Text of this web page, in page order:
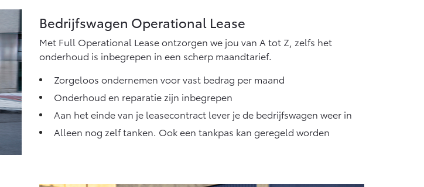
Bedrijfswagen Operational Lease
Met Full Operational Lease ontzorgen we jou van A tot Z, zelfs het
onderhoud is inbegrepen in een scherp maandtarief.
Zorgeloos ondernemen voor vast bedrag per maand
Onderhoud en reparatie zijn inbegrepen
Aan het einde van je leasecontract lever je de bedrijfswagen weer in
Alleen nog zelf tanken. Ook een tankpas kan geregeld worden